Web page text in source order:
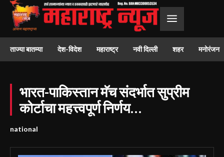
ताज्या बातम्या देश-विदेश महाराष्ट्र नवी दिल्ली शहर मनोरंजन
भारत-पाकिस्तान मॅच संदर्भात सुप्रीम
कोर्टाचा महत्त्वपूर्ण निर्णय…
national